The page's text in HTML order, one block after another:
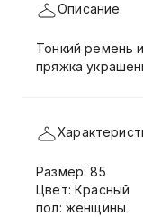
Описание
Тонкий ремень
пряжка
Размер: 85
Цвет: Красный
пол: женщины